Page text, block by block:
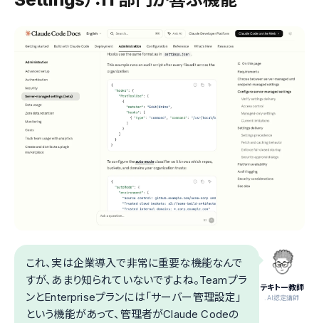
テキトー教師
.AI認定講師
これ、実は企業導入で非常に重要な機能なんで
すが、あまり知られていないですよね。Teamプラ
ンとEnterpriseプランには「サーバー管理設定」
という機能があって、管理者がClaude Codeの